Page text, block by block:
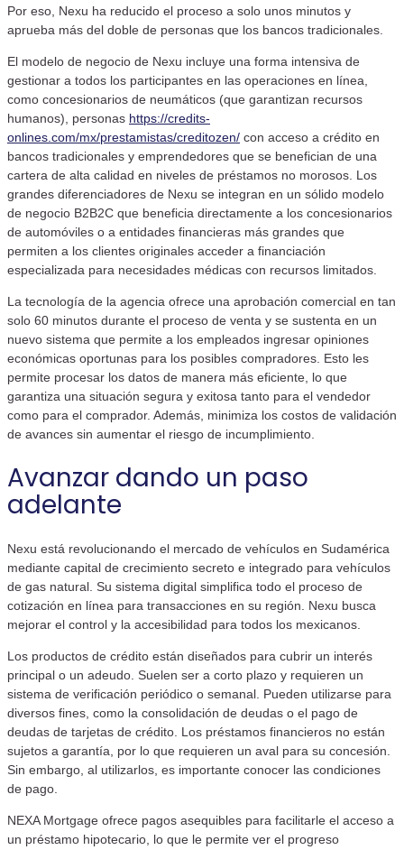
Por eso, Nexu ha reducido el proceso a solo unos minutos y
aprueba más del doble de personas que los bancos tradicionales.
El modelo de negocio de Nexu incluye una forma intensiva de
gestionar a todos los participantes en las operaciones en línea,
como concesionarios de neumáticos (que garantizan recursos
humanos), personas https://credits-
onlines.com/mx/prestamistas/creditozen/ con acceso a crédito en
bancos tradicionales y emprendedores que se benefician de una
cartera de alta calidad en niveles de préstamos no morosos. Los
grandes diferenciadores de Nexu se integran en un sólido modelo
de negocio B2B2C que beneficia directamente a los concesionarios
de automóviles o a entidades financieras más grandes que
permiten a los clientes originales acceder a financiación
especializada para necesidades médicas con recursos limitados.
La tecnología de la agencia ofrece una aprobación comercial en tan
solo 60 minutos durante el proceso de venta y se sustenta en un
nuevo sistema que permite a los empleados ingresar opiniones
económicas oportunas para los posibles compradores. Esto les
permite procesar los datos de manera más eficiente, lo que
garantiza una situación segura y exitosa tanto para el vendedor
como para el comprador. Además, minimiza los costos de validación
de avances sin aumentar el riesgo de incumplimiento.
Avanzar dando un paso
adelante
Nexu está revolucionando el mercado de vehículos en Sudamérica
mediante capital de crecimiento secreto e integrado para vehículos
de gas natural. Su sistema digital simplifica todo el proceso de
cotización en línea para transacciones en su región. Nexu busca
mejorar el control y la accesibilidad para todos los mexicanos.
Los productos de crédito están diseñados para cubrir un interés
principal o un adeudo. Suelen ser a corto plazo y requieren un
sistema de verificación periódico o semanal. Pueden utilizarse para
diversos fines, como la consolidación de deudas o el pago de
deudas de tarjetas de crédito. Los préstamos financieros no están
sujetos a garantía, por lo que requieren un aval para su concesión.
Sin embargo, al utilizarlos, es importante conocer las condiciones
de pago.
NEXA Mortgage ofrece pagos asequibles para facilitarle el acceso a
un préstamo hipotecario, lo que le permite ver el progreso